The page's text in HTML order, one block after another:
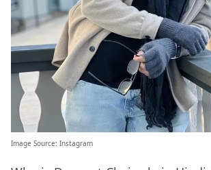
Image Source: Instagram